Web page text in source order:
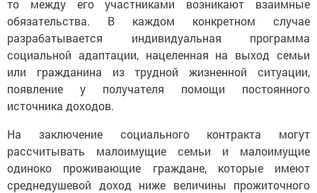
то между его участниками возникают взаимные
обязательства. В каждом конкретном случае
разрабатывается индивидуальная программа
социальной адаптации, нацеленная на выход семьи
или гражданина из трудной жизненной ситуации,
появление у получателя помощи постоянного
источника доходов.
На заключение социального контракта могут
рассчитывать малоимущие семьи и малоимущие
одиноко проживающие граждане, которые имеют
среднедушевой доход ниже величины прожиточного